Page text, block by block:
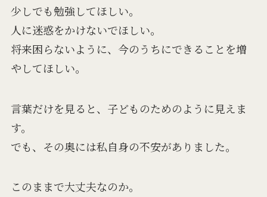
少しでも勉強してほしい。
人に迷惑をかけないでほしい。
将来困らないように、今のうちにできることを増
やしてほしい。
言葉だけを見ると、子どものためのように見えま
す。
でも、その奥には私自身の不安がありました。
このままで大丈夫なのか。